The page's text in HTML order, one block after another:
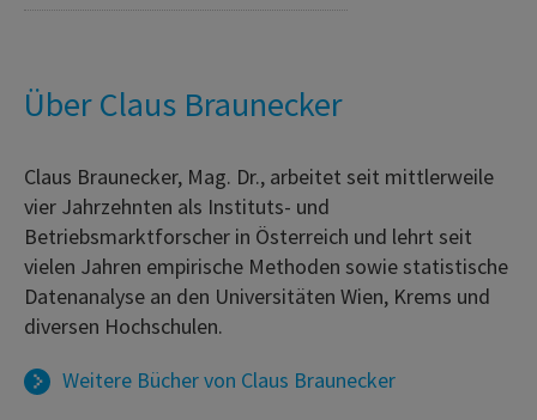
Über Claus Braunecker
Claus Braunecker, Mag. Dr., arbeitet seit mittlerweile
vier Jahrzehnten als Instituts- und
Betriebsmarktforscher in Österreich und lehrt seit
vielen Jahren empirische Methoden sowie statistische
Datenanalyse an den Universitäten Wien, Krems und
diversen Hochschulen.
Weitere Bücher von Claus Braunecker